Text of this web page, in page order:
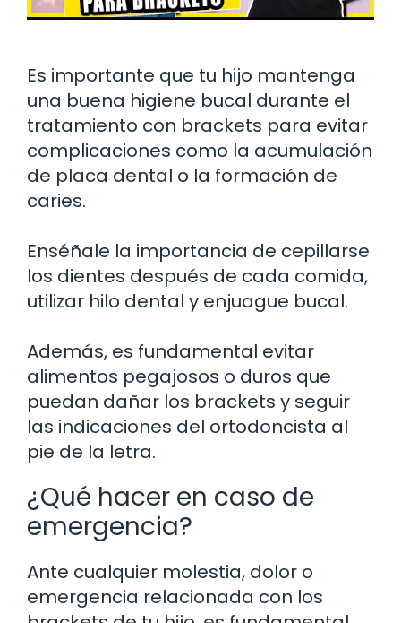
Es importante que tu hijo mantenga
una buena higiene bucal durante el
tratamiento con brackets para evitar
complicaciones como la acumulación
de placa dental o la formación de
caries.
Enséñale la importancia de cepillarse
los dientes después de cada comida,
utilizar hilo dental y enjuague bucal.
Además, es fundamental evitar
alimentos pegajosos o duros que
puedan dañar los brackets y seguir
las indicaciones del ortodoncista al
pie de la letra.
¿Qué hacer en caso de
emergencia?
Ante cualquier molestia, dolor o
emergencia relacionada con los